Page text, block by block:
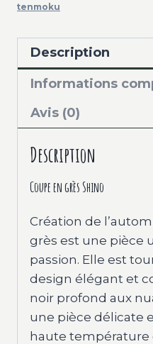
-
de
fer
tenmoku
Description
Informations
Avis (0)
Description
Coupe en grès Shino
Création de
grès est une pièce
passion. Elle est
design élégant et
noir profond aux
une pièce délicate
haute température